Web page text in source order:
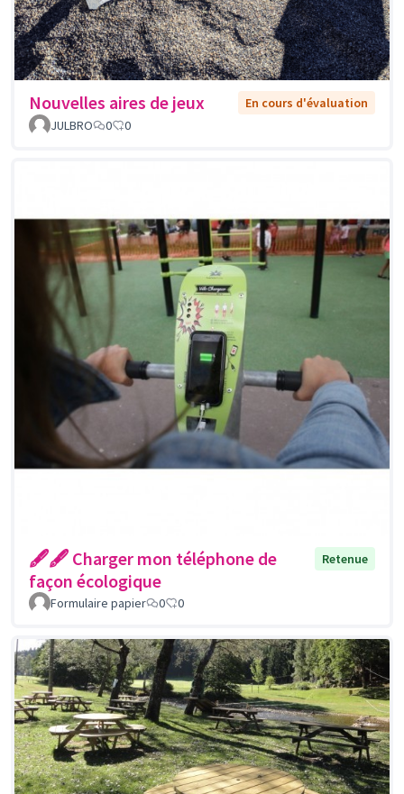
Nouvelles aires de jeux
En cours d'évaluation
JULBRO
0 0
🖋🖋 Charger mon téléphone de
façon écologique
Retenue
Formulaire papier 0 0